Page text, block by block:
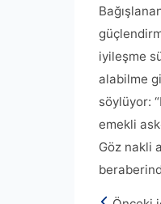
iyileşme
alabilme
söylüyor:
emekli
Göz nakli